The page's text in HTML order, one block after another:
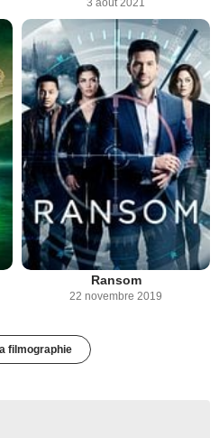
Ransom
22 novembre 2019
filmographie